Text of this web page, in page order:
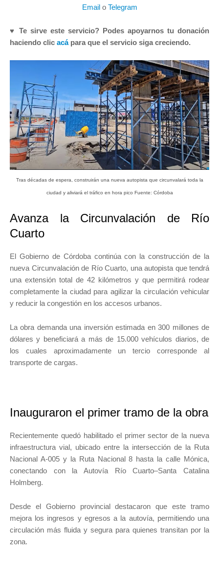
Emailo Telegram
♥ Te sirve este servicio? Podes apoyarnos tu donación
haciendo clic acápara que el servicio siga creciendo.
Tras décadas de espera, construirán una nueva autopista que circunvalará toda la
ciudad y aliviará el tráfico en hora pico Fuente: Córdoba
Avanza la Circunvalación de Río
Cuarto
El Gobierno de Córdoba continúa con la construcción de la
nueva Circunvalación de Río Cuarto, una autopista que tendrá
una extensión total de 42 kilómetros y que permitirá rodear
completamente la ciudad para agilizar la circulación vehicular
y reducir la congestión en los accesos urbanos.
La obra demanda una inversión estimada en 300 millones de
dólares y beneficiará a más de 15.000 vehículos diarios, de
los cuales aproximadamente un tercio corresponde al
transporte de cargas.
Inauguraron el primer tramo de la obra
Recientemente quedó habilitado el primer sector de la nueva
infraestructura vial, ubicado entre la intersección de la Ruta
Nacional A-005 y la Ruta Nacional 8 hasta la calle Mónica,
conectando con la Autovía Río Cuarto–Santa Catalina
Holmberg.
Desde el Gobierno provincial destacaron que este tramo
mejora los ingresos y egresos a la autovía, permitiendo una
circulación más fluida y segura para quienes transitan por la
zona.